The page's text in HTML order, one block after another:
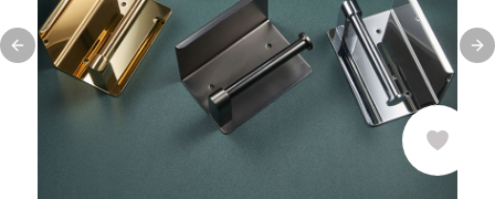
Previous slide